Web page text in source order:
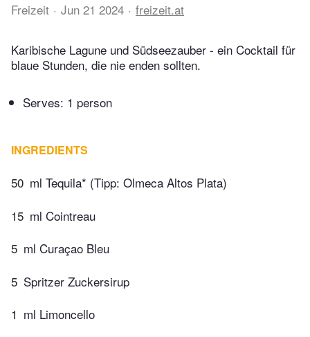
Freizeit Jun 21 2024 freizeit.at
Karibische Lagune und Südseezauber - ein Cocktail für
blaue Stunden, die nie enden sollten.
Serves: 1 person
INGREDIENTS
50 ml Tequila* (Tipp: Olmeca Altos Plata)
15 ml Cointreau
5 ml Curaçao Bleu
5 Spritzer Zuckersirup
1 ml Limoncello